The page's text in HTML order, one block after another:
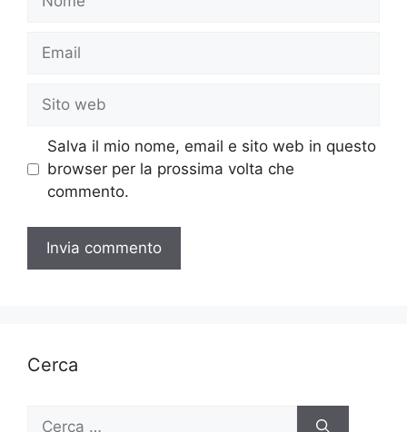
Email
Sito
web
Salva il mio nome, email e sito web in questo
browser per la prossima volta che
commento.
Cerca